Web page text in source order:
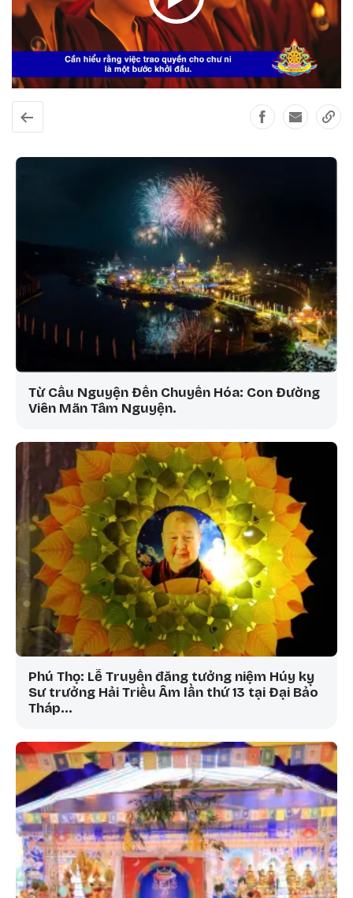
Từ Cầu Nguyện Đến Chuyển Hóa: Con Đường
Viên Mãn Tâm Nguyện.
Phú Thọ: Lễ Truyền đăng tưởng niệm Húy kỵ
Sư trưởng Hải Triều Âm lần thứ 13 tại Đại Bảo
Tháp…